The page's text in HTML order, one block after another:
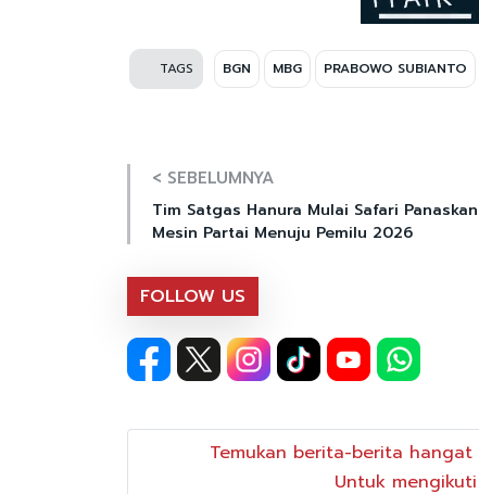
TAGS BGN MBG PRABOWO SUBIANTO
< SEBELUMNYA
Tim Satgas Hanura Mulai Safari Panaskan
Mesin Partai Menuju Pemilu 2026
FOLLOW US
Temukan berita-berita hangat
Untuk